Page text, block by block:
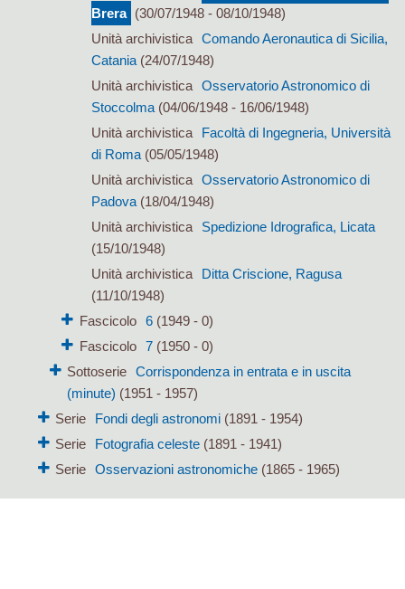
Brera (30/07/1948 - 08/10/1948)
Unità archivistica Comando Aeronautica di Sicilia,
Catania(24/07/1948)
Unità archivistica Osservatorio Astronomico di
Stoccolma(04/06/1948 - 16/06/1948)
Unità archivistica
Facoltà di Ingegneria, Università
di Roma(05/05/1948)
Unità archivistica Osservatorio Astronomico di
Padova(18/04/1948)
Unità archivistica
Spedizione Idrografica, Licata
(15/10/1948)
Unità archivistica
Ditta Criscione, Ragusa
(11/10/1948)
Fascicolo
6(1949 - 0)
Fascicolo
7(1950 - 0)
Sottoserie
Corrispondenza in entrata e in uscita
(minute) (1951 - 1957)
Serie
Fondi degli astronomi(1891 - 1954)
Serie
Fotografia celeste(1891 - 1941)
Serie Osservazioni astronomiche(1865 - 1965)